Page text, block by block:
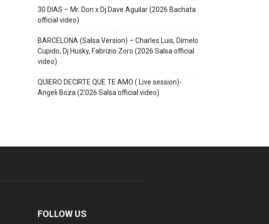
30 DIAS – Mr. Don x Dj Dave Aguilar (2026 Bachata
official video)
BARCELONA (Salsa Version) – Charles Luis, Dimelo
Cupido, Dj Husky, Fabrizio Zoro (2026 Salsa official
video)
QUIERO DECIRTE QUE TE AMO ( Live session)-
Angeli Boza (2’026 Salsa official video)
FOLLOW US